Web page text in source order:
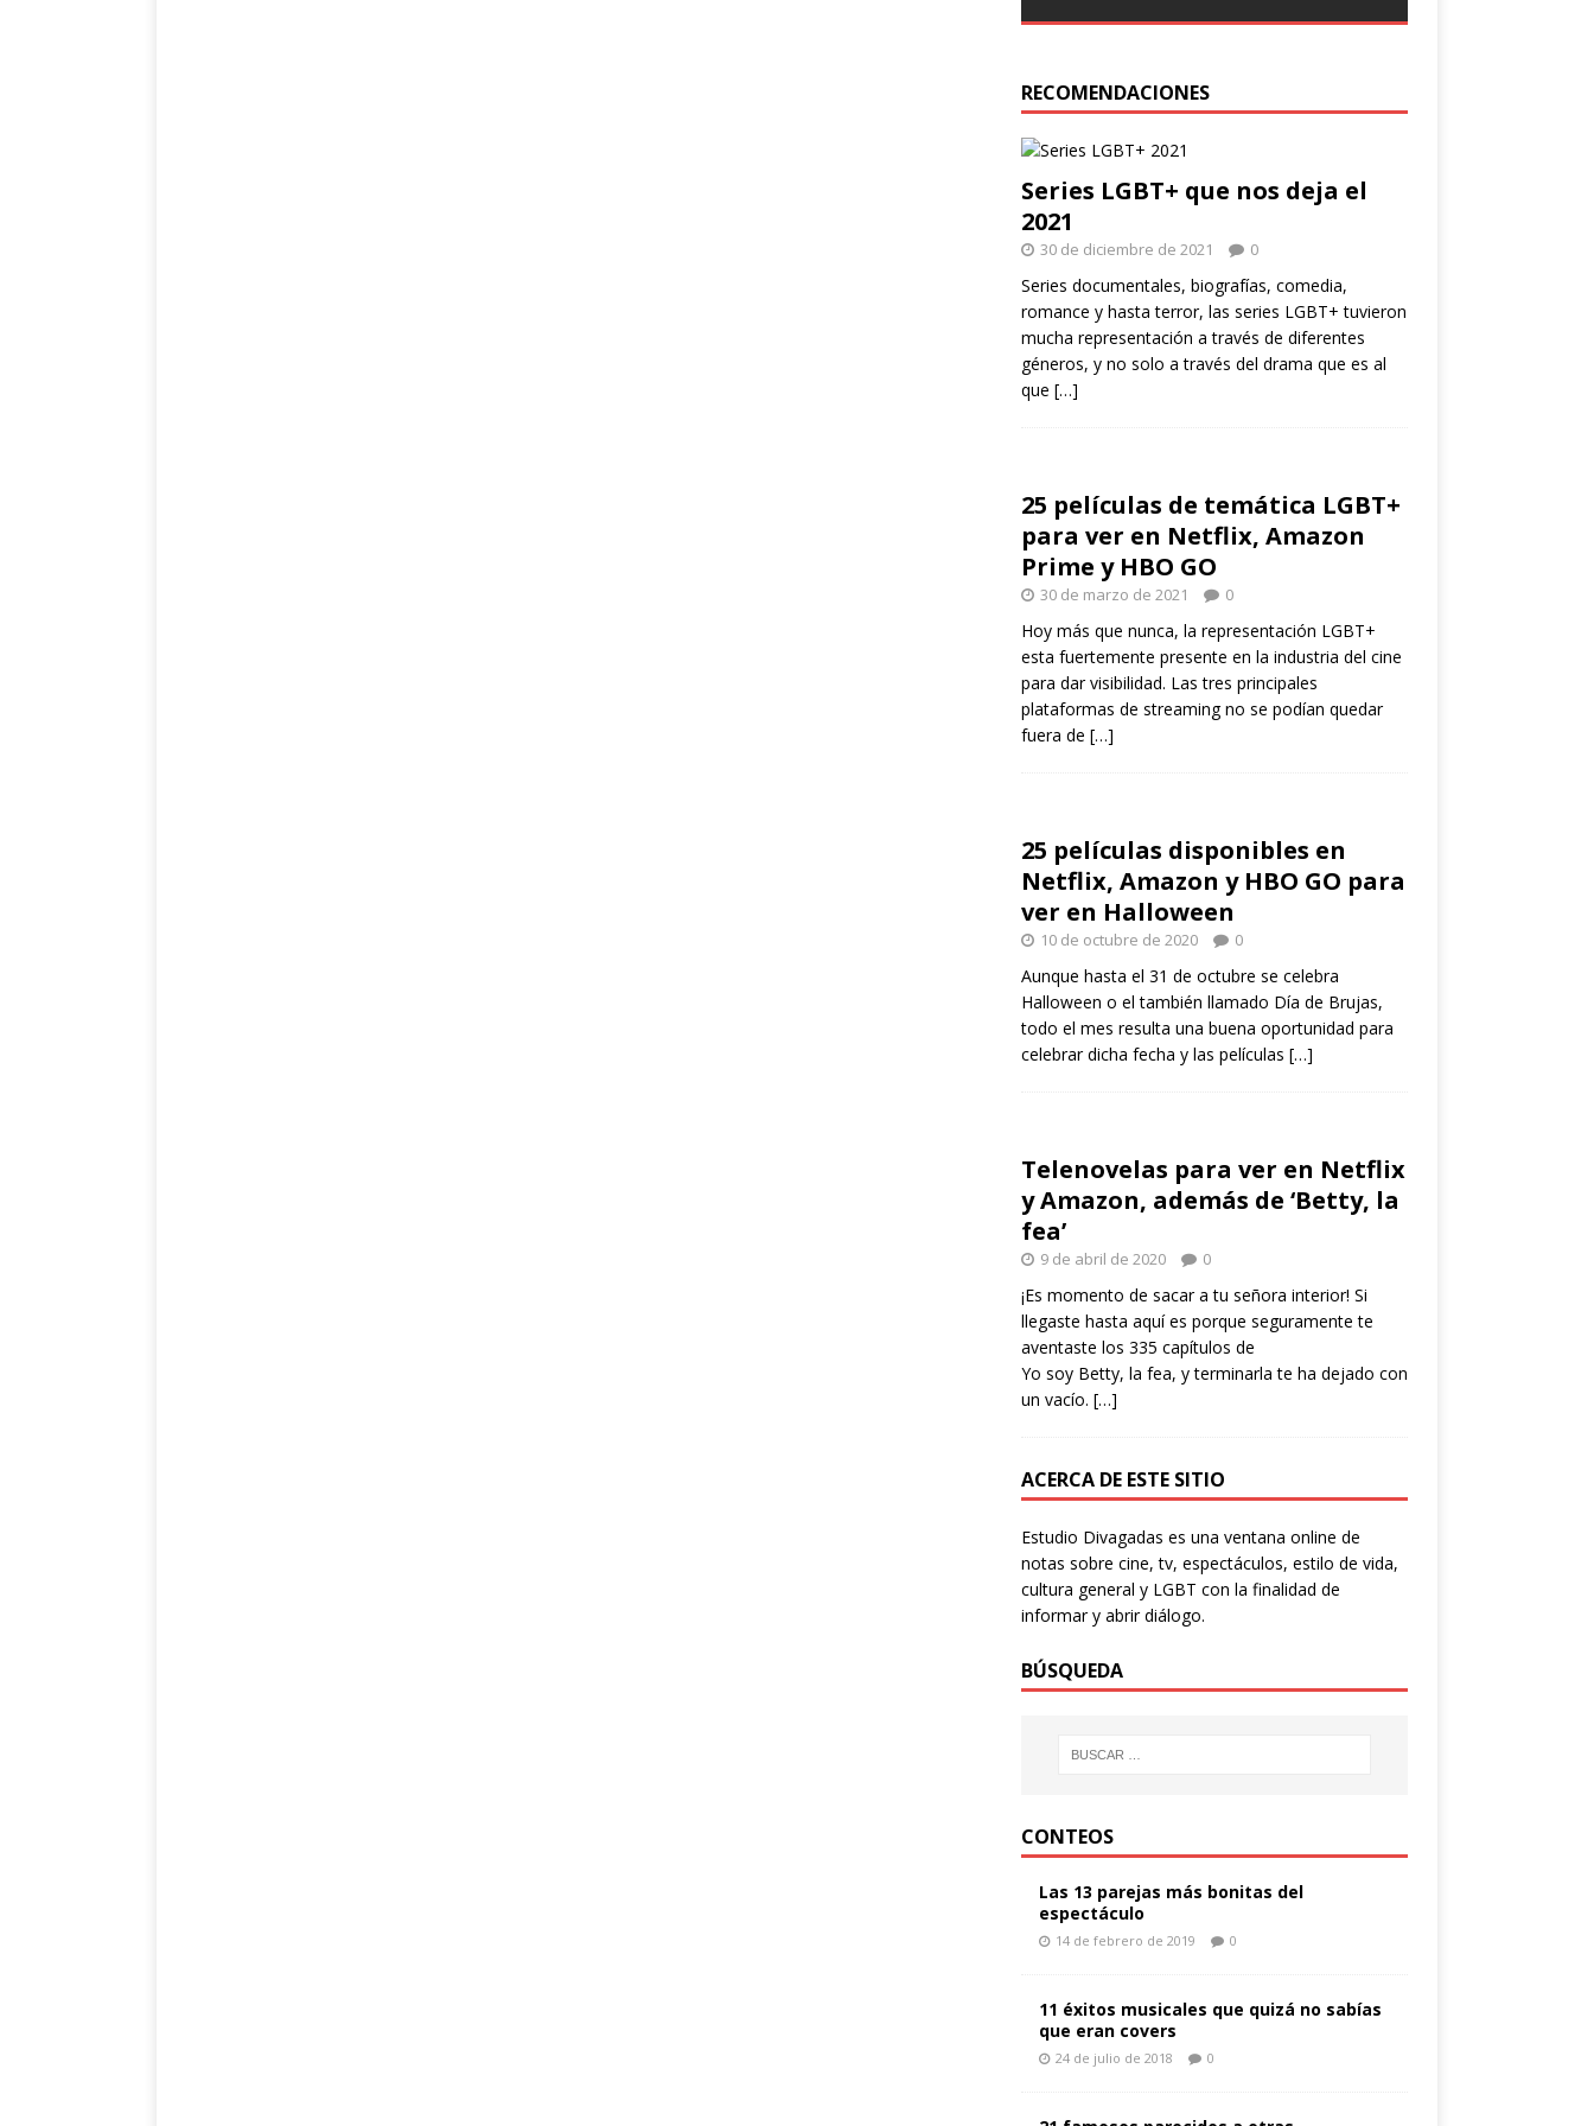
RECOMENDACIONES
Series LGBT+ que nos deja el
2021
30 de diciembre de 2021 0
Series documentales, biografías, comedia,
romance y hasta terror, las series LGBT+ tuvieron
mucha representación a través de diferentes
géneros, y no solo a través del drama que es al
que […]
25 películas de temática LGBT+
para ver en Netflix, Amazon
Prime y HBO GO
30 de marzo de 2021 0
Hoy más que nunca, la representación LGBT+
esta fuertemente presente en la industria del cine
para dar visibilidad. Las tres principales
plataformas de streaming no se podían quedar
fuera de […]
25 películas disponibles en
Netflix, Amazon y HBO GO para
ver en Halloween
10 de octubre de 2020 0
Aunque hasta el 31 de octubre se celebra
Halloween o el también llamado Día de Brujas,
todo el mes resulta una buena oportunidad para
celebrar dicha fecha y las películas […]
Telenovelas para ver en Netflix
y Amazon, además de ‘Betty, la
fea’
9 de abril de 2020 0
¡Es momento de sacar a tu señora interior! Si
llegaste hasta aquí es porque seguramente te
aventaste los 335 capítulos de
Yo soy Betty, la fea, y terminarla te ha dejado con
un vacío. […]
ACERCA DE ESTE SITIO
Estudio Divagadas es una ventana online de
notas sobre cine, tv, espectáculos, estilo de vida,
cultura general y LGBT con la finalidad de
informar y abrir diálogo.
BÚSQUEDA
CONTEOS
Las 13 parejas más bonitas del
espectáculo
14 de febrero de 2019 0
11 éxitos musicales que quizá no sabías
que eran covers
24 de julio de 2018 0